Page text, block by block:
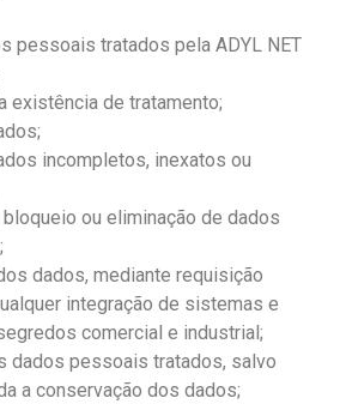
pessoais tratados pela ADYL NET
existência de tratamento;
incompletos, inexatos ou
ou eliminação de dados
dados, mediante requisição
integração de sistemas e
comercial e industrial;
dados pessoais tratados, salvo
a conservação dos dados;